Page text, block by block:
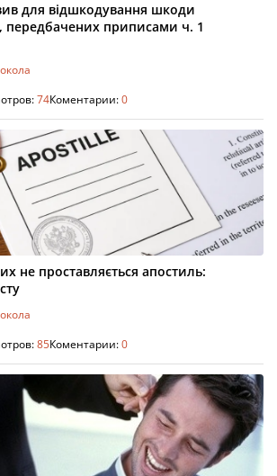
для відшкодування шкоди
передбачених приписами ч. 1
74Коментарии:0
не проставляється апостиль:
85Коментарии:0